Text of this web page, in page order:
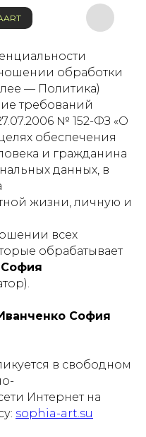
обработки
— Политика)
требований
№ 152-ФЗ «О
обеспечения
и гражданина
данных, в
жизни, личную и
всех
обрабатывает
София
в свободном
Интернет на
sophia-art.su